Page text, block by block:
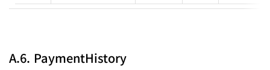
A.6. PaymentHistory